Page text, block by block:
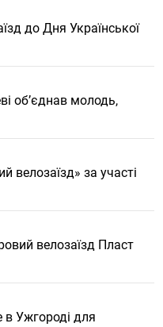
до Дня Української
об’єднав молодь,
велозаїзд» за участі
велозаїзд Пласт
в Ужгороді для